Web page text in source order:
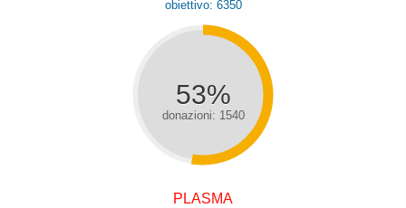
obiettivo: 6350
53%
donazioni: 1540
PLASMA